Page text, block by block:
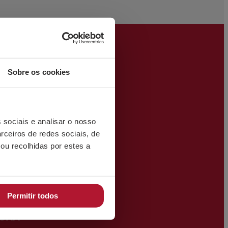
Sobre os cookies
sociais e analisar o nosso
de redes sociais, de
recolhidas por estes a
Permitir todos
aço e